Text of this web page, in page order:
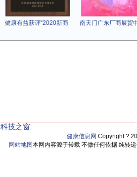
健康有益获评“2020新商 南天门广东厂商展贸
科技之窗
健康信息网 Copyright ?
网站地图本网内容源于转载 不做任何依据 纯转